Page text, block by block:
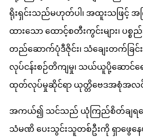
ရိုးရှင်းသည်မဟုတ်ပါ၊ အထူးသဖြင့် အ
ထားသော ထောင့်စတီးကွင်းများ၊ ပစ္စည်
တည်ဆောက်ပုံဒီဇိုင်း၊ သံချေးတက်ခြင်း
လုပ်ငန်းစဉ်တိကျမှု၊ သယ်ယူပို့ဆောင်ရ
ထုတ်လုပ်မှုဆိုင်ရာ ယုတ္တိဗေဒအစုံအလင်
အကယ်၍ သင်သည် ယုံကြည်စိတ်ချရသ
သံမဏိ ပေးသွင်းသူတစ်ဦးကို ရှာဖွေန